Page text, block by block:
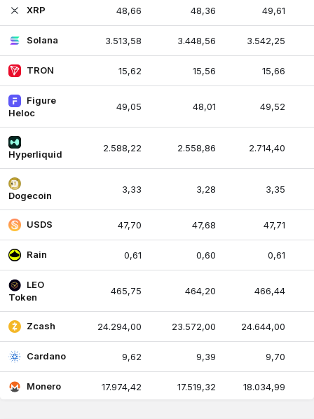
XRP 48,66 48,36 49,61
Solana 3.513,58 3.448,56 3.542,25
TRON 15,62 15,56 15,66
Figure
Heloc
49,05 48,01 49,52
Hyperliquid
2.588,22 2.558,86 2.714,40
Dogecoin
3,33 3,28 3,35
USDS 47,70 47,68 47,71
Rain 0,61 0,60 0,61
LEO
Token
465,75 464,20 466,44
Zcash 24.294,00 23.572,00 24.644,00
Cardano 9,62 9,39 9,70
Monero 17.974,42 17.519,32 18.034,99